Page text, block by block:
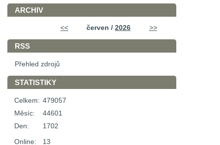
ARCHIV
<< červen / 2026 >>
RSS
Přehled zdrojů
STATISTIKY
Online: 13
Celkem: 479057
Měsíc:
44601
Den:
1702